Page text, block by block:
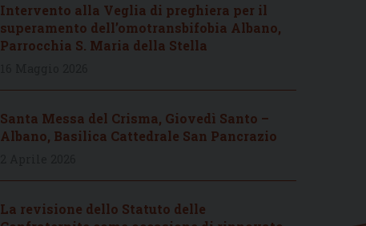
Intervento alla Veglia di preghiera per il
superamento dell’omotransbifobia Albano,
Parrocchia S. Maria della Stella
Santa Messa del Crisma, Giovedì Santo –
Albano, Basilica Cattedrale San Pancrazio
La revisione dello Statuto delle